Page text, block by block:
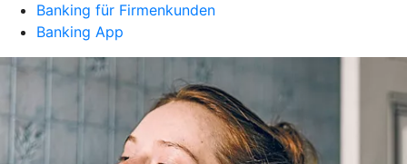
Banking für Firmenkunden
Banking App